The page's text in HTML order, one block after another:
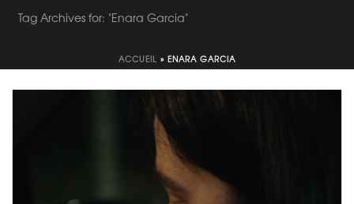
Tag Archives for: "Enara Garcia"
ACCUEIL » ENARA GARCIA